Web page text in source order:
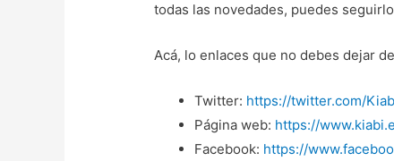
todas las novedades, puedes
Acá, lo enlaces que no debes dejar
Twitter: https://twitter.com/
Página web: https://
Facebook: https://